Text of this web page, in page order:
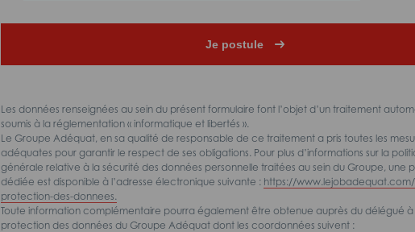
Les données renseignées au sein du présent formulaire font l’objet d’un traitement
soumis à la réglementation « informatique et libertés ».
Le Groupe Adéquat, en sa qualité de responsable de ce traitement a pris toutes les
adéquates pour garantir le respect de ses obligations. Pour plus d’informations sur la
générale relative à la sécurité des données personnelle traitées au sein du Groupe, une
dédiée est disponible à l’adresse électronique suivante : https://
protection-des-donnees.
Toute information complémentaire pourra également être obtenue auprès du délégué à
protection des données du Groupe Adéquat dont les coordonnées suivent :